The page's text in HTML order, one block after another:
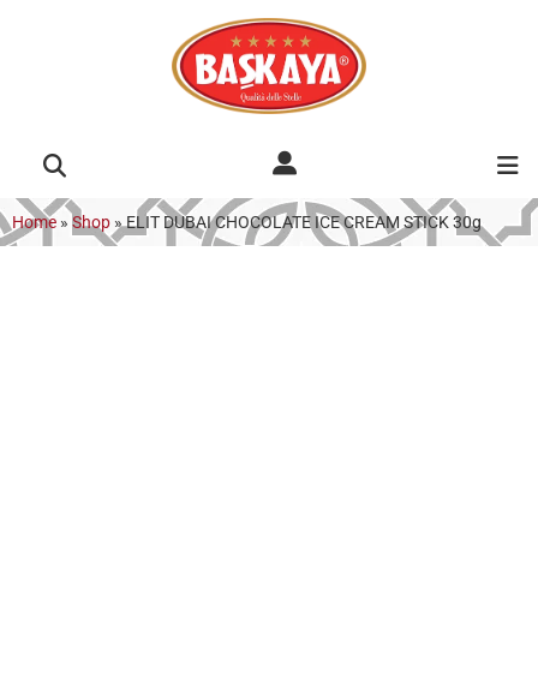
Home » Shop »ELIT DUBAI CHOCOLATE ICE CREAM STICK 30g